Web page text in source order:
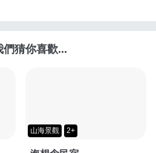
猜你喜歡...
山海景觀 2+